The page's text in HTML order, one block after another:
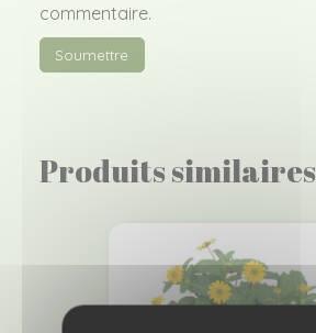
commentaire.
Produits similaires